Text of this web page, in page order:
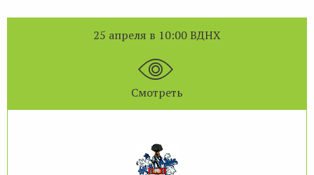
25 апреля в 10:00 ВДНХ
Смотреть